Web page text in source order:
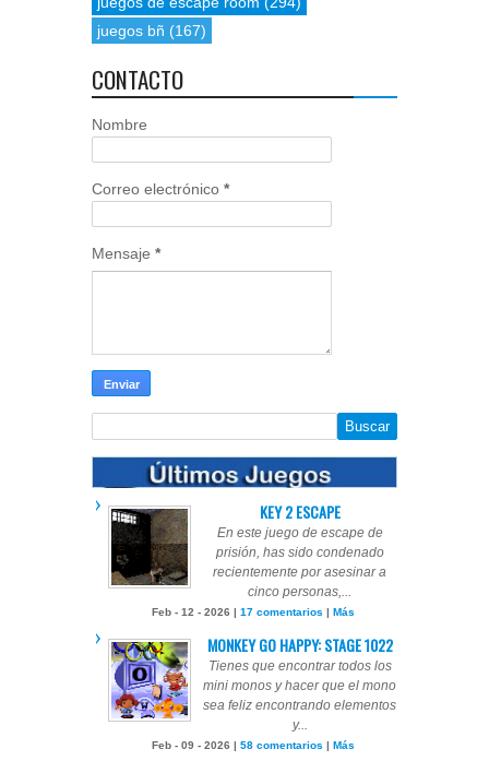
juegos bñ (167)
CONTACTO
Nombre
Correo electrónico *
Mensaje *
KEY 2 ESCAPE
En este juego de escape de
prisión, has sido condenado
recientemente por asesinar a
cinco personas,...
Feb - 12 - 2026 | 17 comentarios | Más
MONKEY GO HAPPY: STAGE 1022
Tienes que encontrar todos los
mini monos y hacer que el mono
sea feliz encontrando elementos
y...
Feb - 09 - 2026 | 58 comentarios | Más